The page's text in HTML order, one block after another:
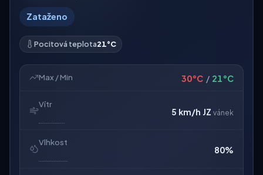
Zataženo
Pocitová teplota21°C
Max / Min 30°C / 21°C
Vítr
5 km/h JZ vánek
Vlhkost
80%